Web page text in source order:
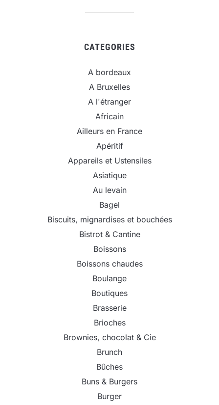
CATEGORIES
A bordeaux
A Bruxelles
A l'étranger
Africain
Ailleurs en France
Apéritif
Appareils et Ustensiles
Asiatique
Au levain
Bagel
Biscuits, mignardises et bouchées
Bistrot & Cantine
Boissons
Boissons chaudes
Boulange
Boutiques
Brasserie
Brioches
Brownies, chocolat & Cie
Brunch
Bûches
Buns & Burgers
Burger